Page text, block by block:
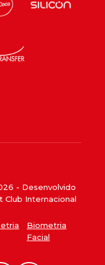
- Desenvolvido
Internacional
Biometria
Facial